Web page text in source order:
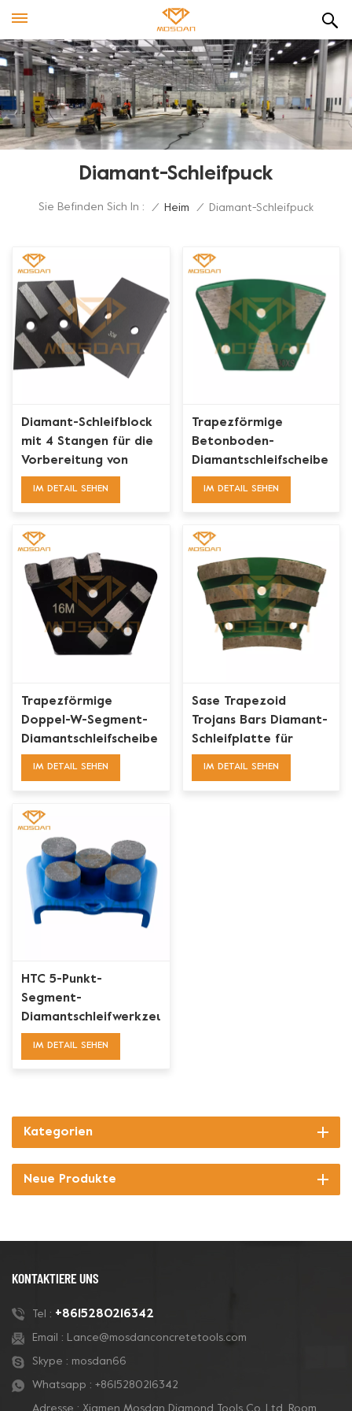
Diamant-Schleifpuck
Sie Befinden Sich In : / Heim / Diamant-Schleifpuck
Diamant-Schleifblock
mit 4 Stangen für die
Vorbereitung von
Beton, Marmor,
IM DETAIL SEHEN
Trapezförmige
Betonboden-
Diamantschleifscheibe
mit drei
IM DETAIL SEHEN
Trapezförmige
Doppel-W-Segment-
Diamantschleifscheibe
für CPS XPS
IM DETAIL SEHEN
Sase Trapezoid
Trojans Bars Diamant-
Schleifplatte für
Betonboden
IM DETAIL SEHEN
HTC 5-Punkt-
Segment-
Diamantschleifwerkzeuge
für Metalle
IM DETAIL SEHEN
Kategorien
Neue Produkte
KONTAKTIERE UNS
Tel : +8615280216342
Email : Lance@mosdanconcretetools.com
Skype : mosdan66
Whatsapp : +8615280216342
Adresse : Xiamen Mosdan Diamond Tools Co.,Ltd. Room